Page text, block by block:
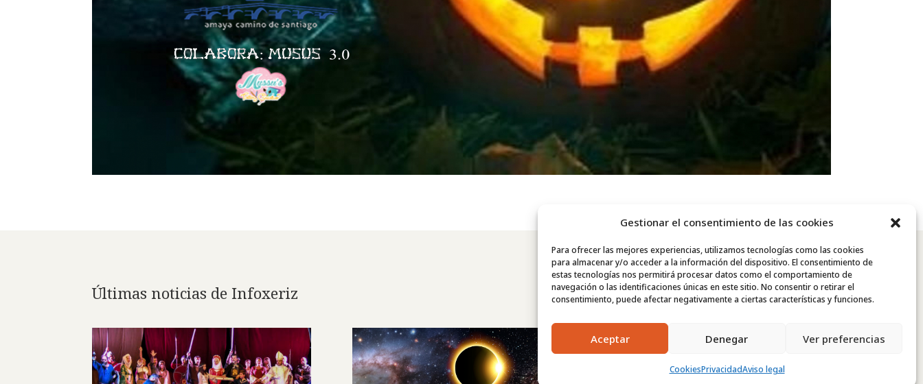
Gestionar el consentimiento de las cookies
Para ofrecer las mejores experiencias, utilizamos tecnologías como las cookies
para almacenar y/o acceder a la información del dispositivo. El consentimiento de
estas tecnologías nos permitirá procesar datos como el comportamiento de
navegación o las identificaciones únicas en este sitio. No consentir o retirar el
consentimiento, puede afectar negativamente a ciertas características y funciones.
Aceptar Denegar Ver preferencias
CookiesPrivacidadAviso legal
Últimas noticias de Infoxeriz